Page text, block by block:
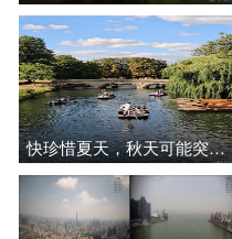
快珍惜夏天，秋天可能突然间就来临